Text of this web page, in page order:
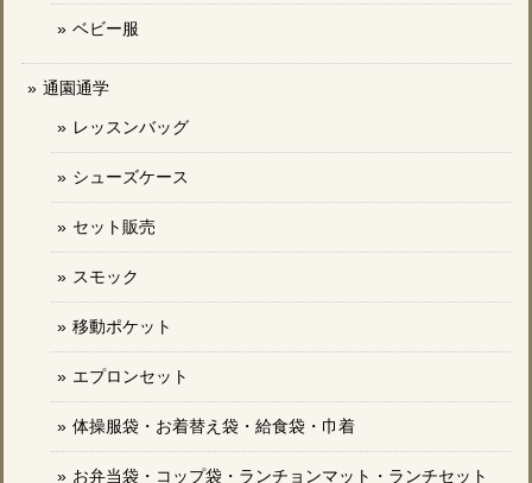
ベビー服
通園通学
レッスンバッグ
シューズケース
セット販売
スモック
移動ポケット
エプロンセット
体操服袋・お着替え袋・給食袋・巾着
お弁当袋・コップ袋・ランチョンマット・ランチセット